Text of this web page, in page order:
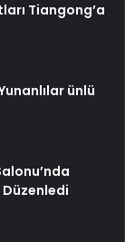
Tiangong’a
ünlü